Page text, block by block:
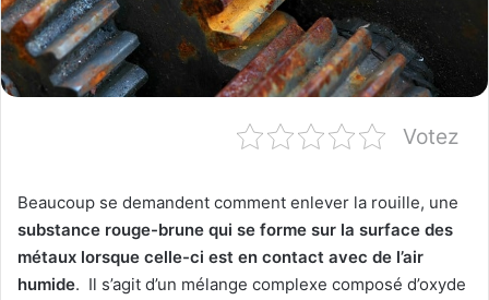
Votez
Beaucoup se demandent comment enlever la rouille, une
substance rouge-brune qui se forme sur la surface des
métaux lorsque celle-ci est en contact avec de l’air
humide. Il s’agit d’un mélange complexe composé d’oxyde